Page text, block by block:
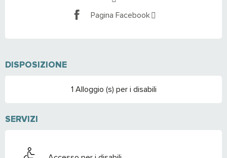
Pagina Facebook
DISPOSIZIONE
1 Alloggio (s) per i disabili
SERVIZI